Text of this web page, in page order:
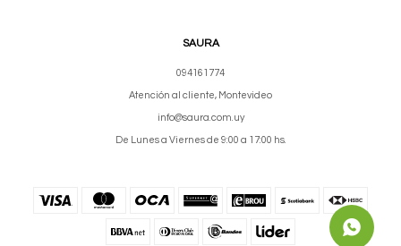
SAURA
094161774
Atención al cliente, Montevideo
info@saura.com.uy
De Lunes a Viernes de 9:00 a 17:00 hs.